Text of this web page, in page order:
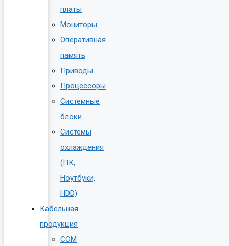
платы
Мониторы
Оперативная
память
Приводы
Процессоры
Системные
блоки
Системы
охлаждения
(ПК,
Ноутбуки,
HDD)
Кабельная
продукция
COM